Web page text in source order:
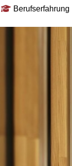
Berufserfahrung